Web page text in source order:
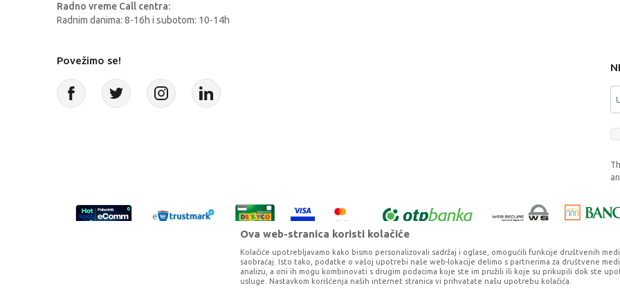
Radno vreme Call centra:
Radnim danima: 8-16h i subotom: 10-14h
Povežimo se!
Ova web-stranica koristi kolačiće
Kolačiće upotrebljavamo kako bismo personalizovali sadržaj i oglase, omogućili funkcije društvenih
saobraćaj. Isto tako, podatke o vašoj upotrebi naše web-lokacije delimo s partnerima za društvene
analizu, a oni ih mogu kombinovati s drugim podacima koje ste im pružili ili koje su prikupili dok ste
usluge. Nastavkom korišćenja naših internet stranica vi prihvatate našu upotrebu kolačića.